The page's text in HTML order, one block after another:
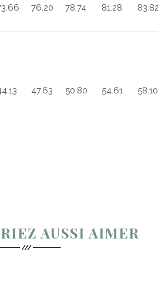
76.20 78.74 81.28
47.63 50.80 54.61 58.10
AUSSI AIMER